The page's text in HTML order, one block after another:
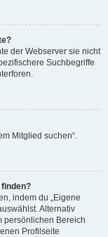
der Webserver sie nicht
Suchbegriffe
Mitglied suchen“.
indem du „Eigene
Alternativ
persönlichen Bereich
Profilseite